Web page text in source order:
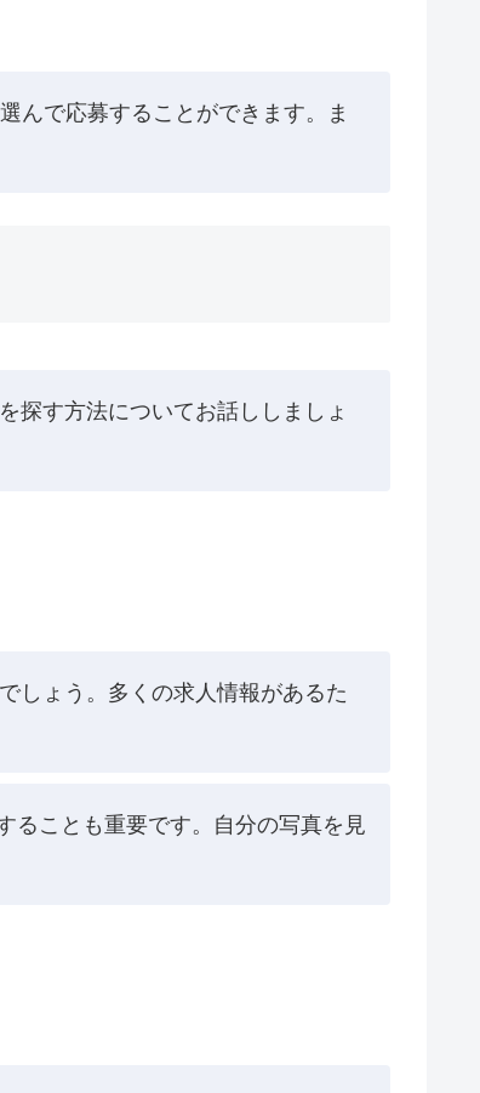
んで応募することができます。ま
探す方法についてお話ししましょ
しょう。多くの求人情報があるた
ることも重要です。自分の写真を見